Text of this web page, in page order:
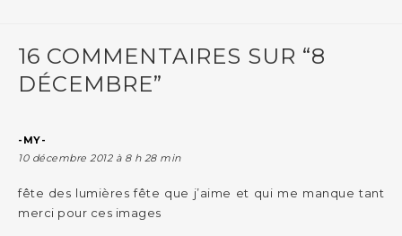
16 COMMENTAIRES SUR “8
DÉCEMBRE”
-MY-
10 décembre 2012 à 8 h 28 min
fête des lumières fête que j’aime et qui me manque tant
merci pour ces images